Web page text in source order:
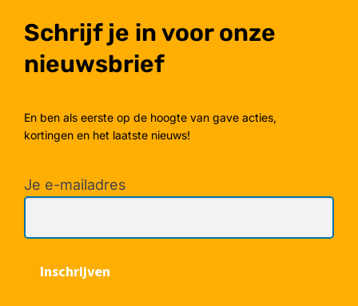
Schrijf je in voor onze
nieuwsbrief
En ben als eerste op de hoogte van gave acties,
kortingen en het laatste nieuws!
Je e-mailadres